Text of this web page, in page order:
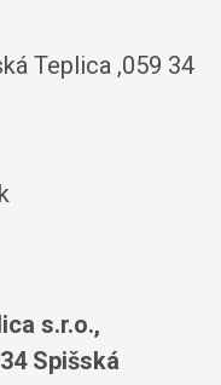
Teplica ,059 34
s.r.o.,
Spišská